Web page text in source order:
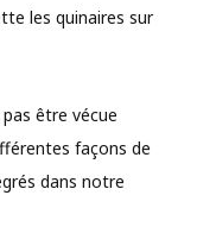
les quinaires sur
être vécue
façons de
dans notre